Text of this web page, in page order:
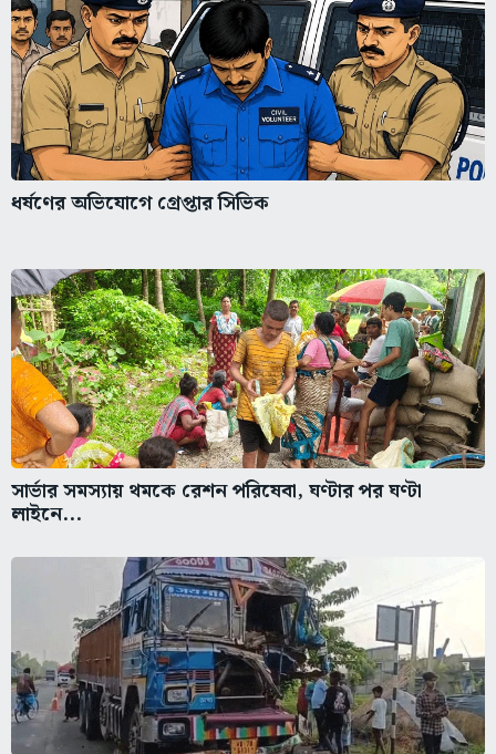
ধর্ষণের অভিযোগে গ্রেপ্তার সিভিক
সার্ভার সমস্যায় থমকে রেশন পরিষেবা, ঘণ্টার পর ঘণ্টা
লাইনে...